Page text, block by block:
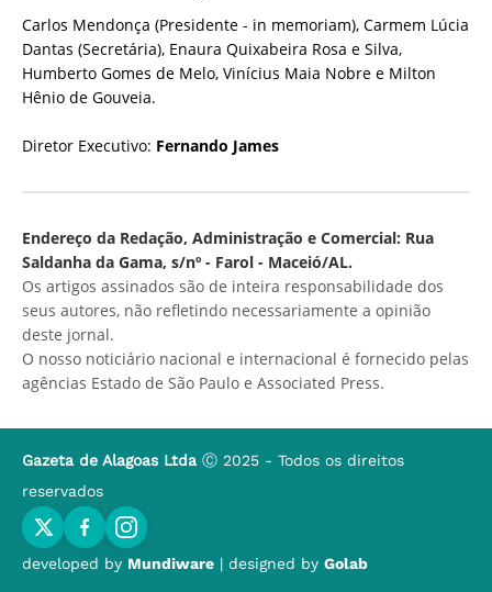
Carlos Mendonça (Presidente - in memoriam), Carmem Lúcia
Dantas (Secretária), Enaura Quixabeira Rosa e Silva,
Humberto Gomes de Melo, Vinícius Maia Nobre e Milton
Hênio de Gouveia.
Diretor Executivo: Fernando James
Endereço da Redação, Administração e Comercial: Rua
Saldanha da Gama, s/nº - Farol - Maceió/AL.
Os artigos assinados são de inteira responsabilidade dos
seus autores, não refletindo necessariamente a opinião
deste jornal.
O nosso noticiário nacional e internacional é fornecido pelas
agências Estado de São Paulo e Associated Press.
Gazeta de Alagoas Ltda Ⓒ 2025 - Todos os direitos
reservados
developed by Mundiware | designed by Golab